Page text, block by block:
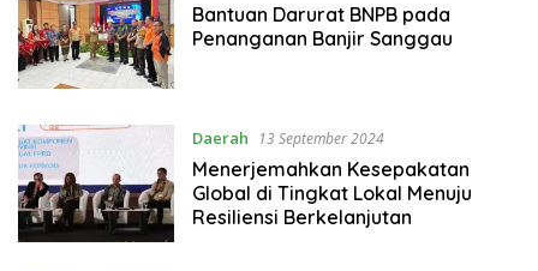
Bantuan Darurat BNPB pada
Penanganan Banjir Sanggau
Daerah 13 September 2024
Menerjemahkan Kesepakatan
Global di Tingkat Lokal Menuju
Resiliensi Berkelanjutan